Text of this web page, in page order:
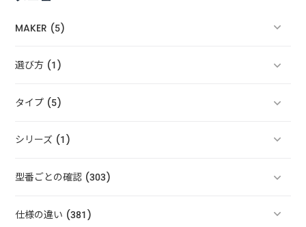
MAKER (5)
選び方 (1)
タイプ (5)
シリーズ (1)
型番ごとの確認 (303)
仕様の違い (381)